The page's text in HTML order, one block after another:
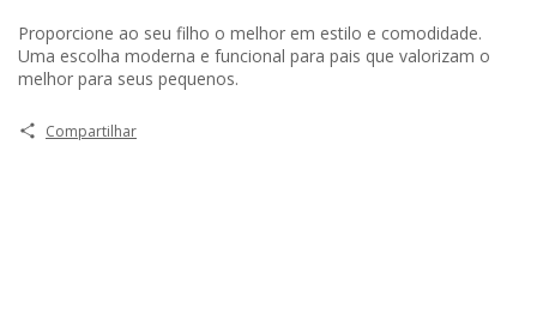
Proporcione ao seu filho o melhor em estilo e comodidade.
Uma escolha moderna e funcional para pais que valorizam o
melhor para seus pequenos.
Compartilhar